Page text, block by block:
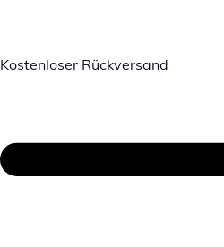
Kostenloser Rückversand